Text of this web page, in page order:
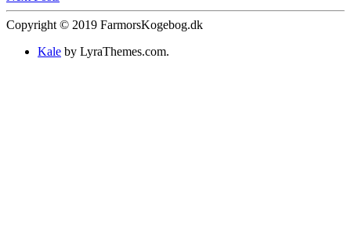
Copyright © 2019 FarmorsKogebog.dk
Kale by LyraThemes.com.